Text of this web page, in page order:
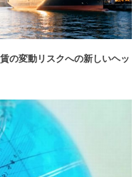
の変動リスクへの新しいヘッ